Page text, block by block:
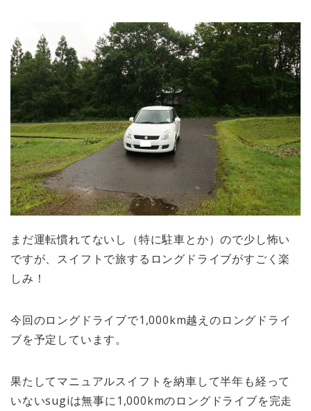
まだ運転慣れてないし（特に駐車とか）ので少し怖い
ですが、スイフトで旅するロングドライブがすごく楽
しみ！
今回のロングドライブで1,000km越えのロングドライ
ブを予定しています。
果たしてマニュアルスイフトを納車して半年も経って
いないsugiは無事に1,000kmのロングドライブを完走